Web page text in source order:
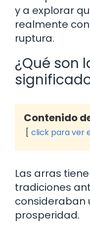
y a explorar
realmente
ruptura.
¿Qué son
Contenido
click para ver
Las arras
tradiciones
consideraban
prosperidad.